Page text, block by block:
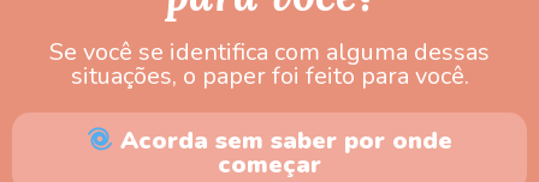
Se você se identifica com alguma dessas
situações, o paper foi feito para você.
Acorda sem saber por onde
começar